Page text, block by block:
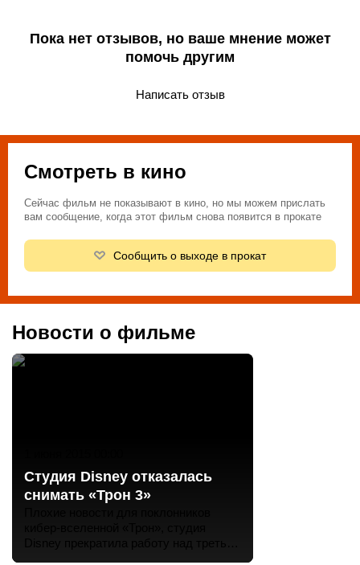
Пока нет отзывов, но ваше мнение может
помочь другим
Написать отзыв
Смотреть в кино
Сейчас фильм не показывают в кино, но мы можем прислать
вам сообщение, когда этот фильм снова появится в прокате
Сообщить о выходе в прокат
Новости о фильме
Студия Disney отказалась
снимать «Трон 3»